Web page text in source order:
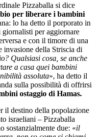
Pizzaballa si dice
per liberare i bambini
lo ha detto il porporato in
per aggiornare
e con il timore di una
invasione della Striscia di
Qualsiasi cosa, se anche
a casa quei bambini
assoluta», ha detto il
sulla possibilità di offrirsi
ostaggio di Hamas.
il destino della popolazione
israeliani – Pizzaballa
sostanzialmente due: «il